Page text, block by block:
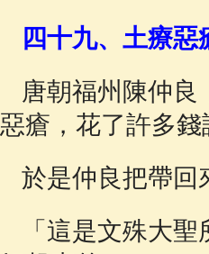
四十九、土療惡
唐朝福州陳仲良
惡瘡，花了許多錢
於是仲良把帶回
「這是文殊大